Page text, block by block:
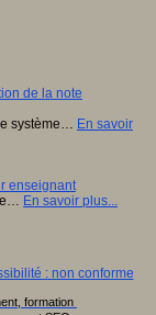
de la note
système… En savoir
enseignant
En savoir plus...
: non conforme
formation